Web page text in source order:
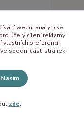
DANCE
469 Kčbez DPH
webu, analytické
účely cílení reklamy
vlastních preferencí
spodní části stránek.
zde.